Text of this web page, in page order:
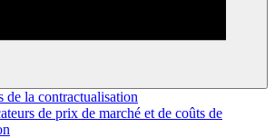
de la contractualisation
de prix de marché et de coûts de